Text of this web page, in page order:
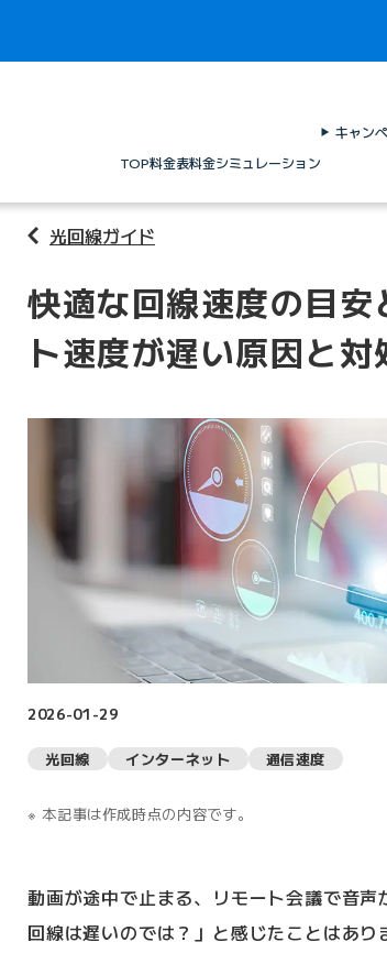
TOP料金表料金シミュレーション
キャン
光回線ガイド
快適な回線速度の目安
ト速度が遅い原因と
2026-01-29
光回線 インターネット 通信速度
本記事は作成時点の内容です。
動画が途中で止まる、リモート会議で音
回線は遅いのでは？」と感じたことはあり